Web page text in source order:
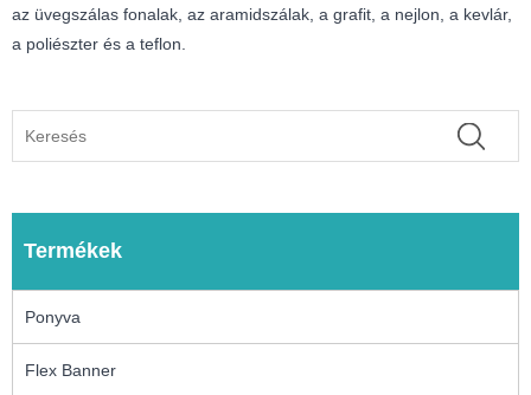
az üvegszálas fonalak, az aramidszálak, a grafit, a nejlon, a kevlár,
a poliészter és a teflon.
Termékek
Ponyva
Flex Banner